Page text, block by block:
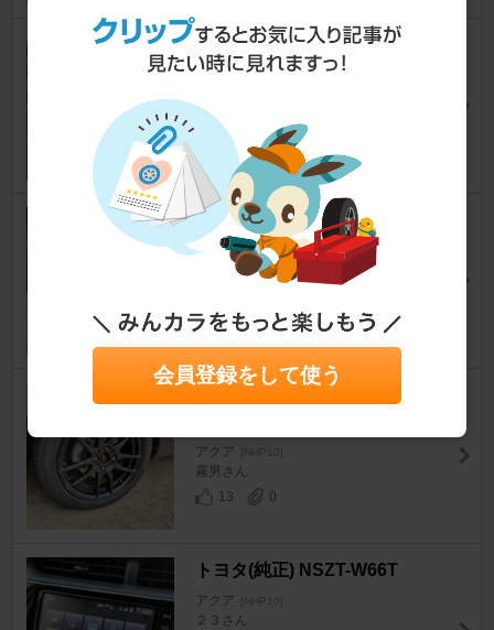
DUNLOP LE MANSⅤ+
アクア [NHP10]
22
BRIDGESTONE ECOPIA EP15
0 185/60R15
[NHP10]
7
0
アクア [NHP10]
霧男さん
13
0
トヨタ(純正) NSZT-W66T
アクア [NHP10]
２３さん
会員登録をして使う